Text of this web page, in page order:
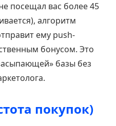
посещал вас более 45
алгоритм
ему push-
бонусом. Это
базы без
покупок)